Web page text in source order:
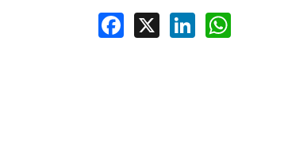
Facebook
X LinkedIn